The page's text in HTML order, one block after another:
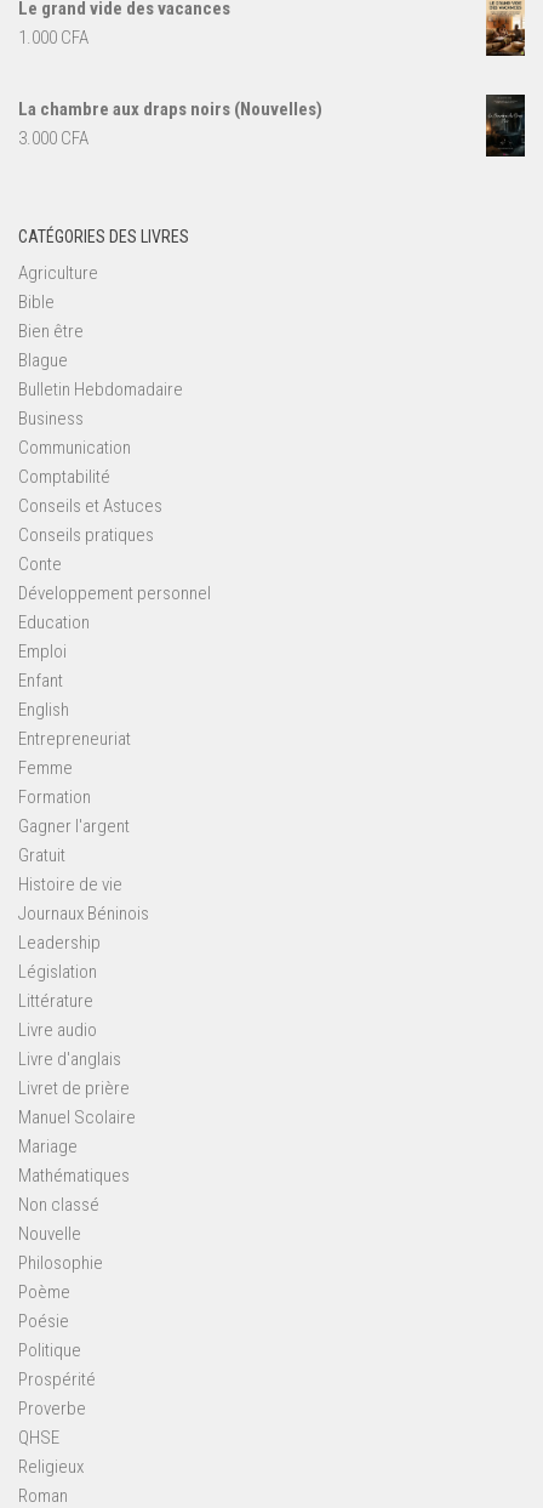
Le grand vide des vacances
1.000 CFA
La chambre aux draps noirs (Nouvelles)
3.000 CFA
CATÉGORIES DES LIVRES
Agriculture
Bible
Bien être
Blague
Bulletin Hebdomadaire
Business
Communication
Comptabilité
Conseils et Astuces
Conseils pratiques
Conte
Développement personnel
Education
Emploi
Enfant
English
Entrepreneuriat
Femme
Formation
Gagner l'argent
Gratuit
Histoire de vie
Journaux Béninois
Leadership
Législation
Littérature
Livre audio
Livre d'anglais
Livret de prière
Manuel Scolaire
Mariage
Mathématiques
Non classé
Nouvelle
Philosophie
Poème
Poésie
Politique
Prospérité
Proverbe
QHSE
Religieux
Roman